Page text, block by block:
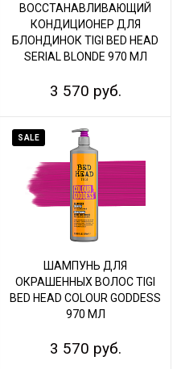
ВОССТАНАВЛИВАЮЩИЙ
КОНДИЦИОНЕР ДЛЯ
БЛОНДИНОК TIGI BED HEAD
SERIAL BLONDE 970 МЛ
3 570 руб.
SALE
ШАМПУНЬ ДЛЯ
ОКРАШЕННЫХ ВОЛОС TIGI
BED HEAD COLOUR GODDESS
970 МЛ
3 570 руб.